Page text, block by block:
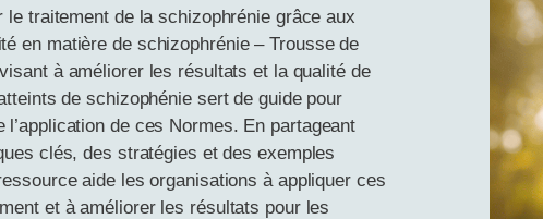
le traitement de la schizophrénie grâce aux
en matière de schizophrénie – Trousse de
à améliorer les résultats et la qualité de
de schizophénie sert de guide pour
de ces Normes. En partageant
clés, des stratégies et des exemples
aide les organisations à appliquer ces
et à améliorer les résultats pour les